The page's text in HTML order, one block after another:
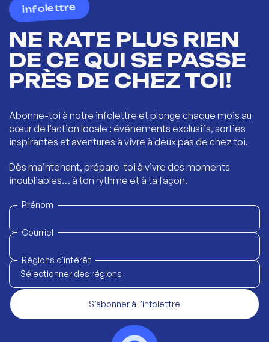
infolettre
NE RATE PLUS RIEN
DE CE QUI SE PASSE
PRÈS DE CHEZ TOI!
Abonne-toi à notre infolettre et plonge chaque mois au
cœur de l’action locale : événements exclusifs, sorties
inspirantes et aventures à vivre à deux pas de chez toi.
Dès maintenant, prépare-toi à vivre des moments
inoubliables… à ton rythme et à ta façon.
Prénom
Courriel
Régions d'intérêt
Sélectionner des régions
S’abonner à l’infolettre